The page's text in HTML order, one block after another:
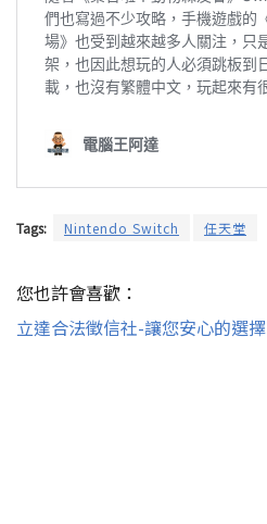
Tags: Nintendo Switch 任天堂
您也許會喜歡：
立達合法徵信社-讓您安心的選擇